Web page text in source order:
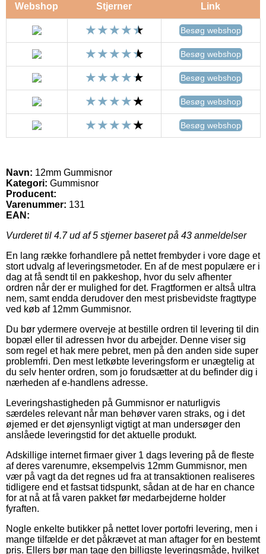
Webshop Stjerner Link
Besøg webshop
Besøg webshop
Besøg webshop
Besøg webshop
Besøg webshop
Navn: 12mm Gummisnor
Kategori: Gummisnor
Producent:
Varenummer: 131
EAN:
Vurderet til 4.7ud af 5 stjerner baseret på 43 anmeldelser
En lang række forhandlere på nettet frembyder i vore dage et
stort udvalg af leveringsmetoder. En af de mest populære er i
dag at få sendt til en pakkeshop, hvor du selv afhenter
ordren når der er mulighed for det. Fragtformen er altså ultra
nem, samt endda derudover den mest prisbevidste fragttype
ved køb af 12mm Gummisnor.
Du bør ydermere overveje at bestille ordren til levering til din
bopæl eller til adressen hvor du arbejder. Denne viser sig
som regel et hak mere pebret, men på den anden side super
problemfri. Den mest letkøbte leveringsform er unægtelig at
du selv henter ordren, som jo forudsætter at du befinder dig i
nærheden af e-handlens adresse.
Leveringshastigheden på Gummisnor er naturligvis
særdeles relevant når man behøver varen straks, og i det
øjemed er det øjensynligt vigtigt at man undersøger den
anslåede leveringstid for det aktuelle produkt.
Adskillige internet firmaer giver 1 dags levering på de fleste
af deres varenumre, eksempelvis 12mm Gummisnor, men
vær på vagt da det regnes ud fra at transaktionen realiseres
tidligere end et fastsat tidspunkt, sådan at de har en chance
for at nå at få varen pakket før medarbejderne holder
fyraften.
Nogle enkelte butikker på nettet lover portofri levering, men i
mange tilfælde er det påkrævet at man aftager for en bestemt
pris. Ellers bør man tage den billigste leveringsmåde, hvilket